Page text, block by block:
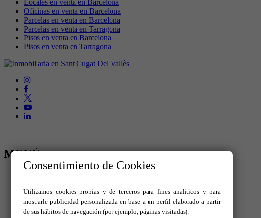
Locales en venta en Barcelona
Oficinas en venta en Barcelona
Parcelas en venta en Barcelona
Parcelas en venta en Tarragona
Pisos en venta en Barcelona
Pisos en venta en Tarragona
MENÚ
Alquilar
Traspaso
Vende tu inmueble
Consentimiento de Cookies
Utilizamos cookies propias y de terceros para fines analíticos y para
mostrarle publicidad personalizada en base a un perfil elaborado a partir
de sus hábitos de navegación (por ejemplo, páginas visitadas).